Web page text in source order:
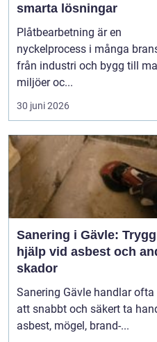
smarta lösningar
Plåtbearbetning är en
nyckelprocess i många
från industri och bygg till
miljöer oc...
30 juni 2026
Sanering i Gävle: Trygg
hjälp vid asbest och
skador
Sanering Gävle handlar ofta
att snabbt och säkert ta
asbest, mögel, brand-...